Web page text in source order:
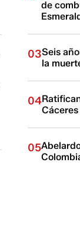
de
03Seis
la
04
05